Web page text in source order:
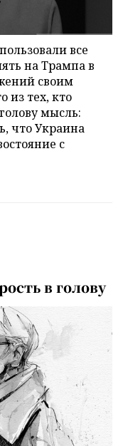
все
на Трампа в
своим
из тех, кто
мысль:
что Украина
с
в голову